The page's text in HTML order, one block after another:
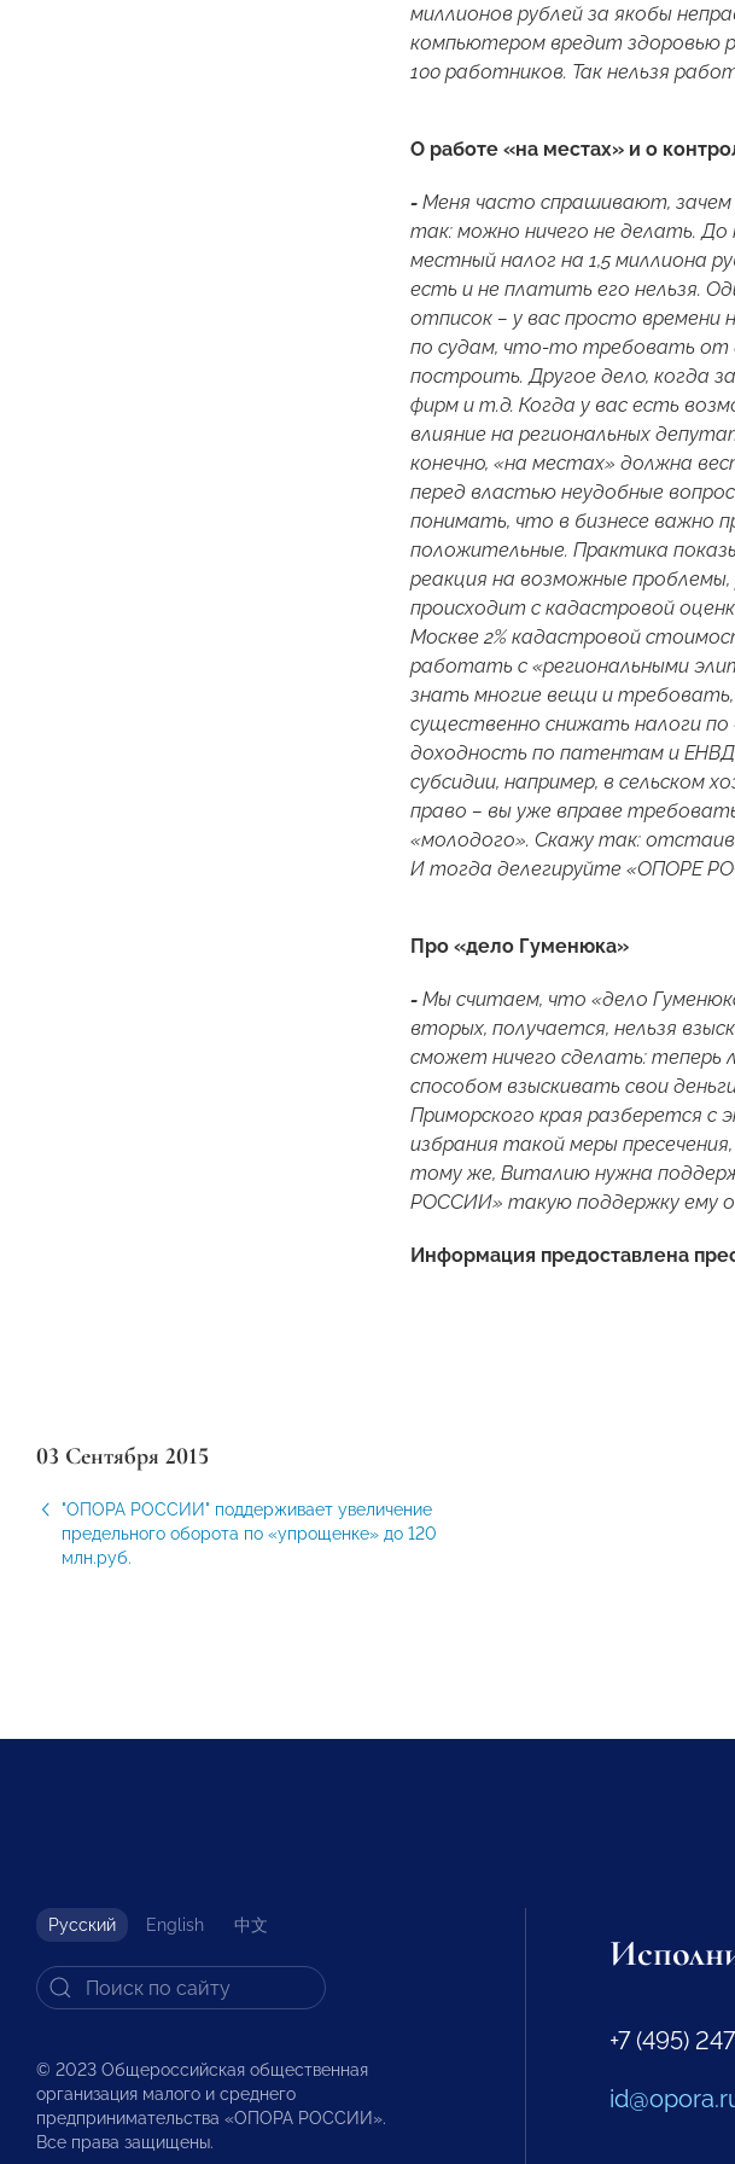
миллионов рублей за якобы
компьютером вредит здоровью
100 работников. Так нельзя
О работе «на местах» и о
- Меня часто спрашивают,
так: можно ничего не делать.
местный налог на 1,5 миллиона
есть и не платить его нельзя.
отписок – у вас просто времени
по судам, что-то требовать от
построить. Другое дело, когда
фирм и т.д. Когда у вас есть
влияние на региональных
конечно, «на местах» должна
перед властью неудобные
понимать, что в бизнесе важно
положительные. Практика
реакция на возможные
происходит с кадастровой
Москве 2% кадастровой
работать с «региональными
знать многие вещи и
существенно снижать налоги
доходность по патентам и
субсидии, например, в сельском
право – вы уже вправе
«молодого». Скажу так:
И тогда делегируйте «ОПОРЕ
Про «дело Гуменюка»
- Мы считаем, что «дело
вторых, получается, нельзя
сможет ничего сделать:
способом взыскивать свои
Приморского края разберется с
избрания такой меры
тому же, Виталию нужна
РОССИИ» такую поддержку ему
Информация предоставлена
03 Сентября 2015
"ОПОРА РОССИИ" поддерживает увеличение
предельного оборота по «упрощенке» до 120
млн.руб.
Русский English 中文
© 2023 Общероссийская общественная
организация малого и среднего
предпринимательства «ОПОРА РОССИИ».
Все права защищены.
+7 (495)